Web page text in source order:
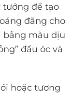
tưởng để tạo
đãng cho
bảng màu dịu
đầu óc và
hoặc tương